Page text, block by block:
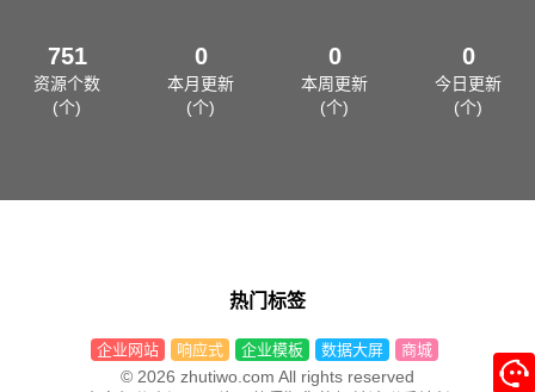
751
资源个数
(个)
0
本月更新
(个)
0
本周更新
(个)
0
今日更新
(个)
热门标签
企业网站 响应式 企业模板 数据大屏 商城
© 2026 zhutiwo.com All rights reserved